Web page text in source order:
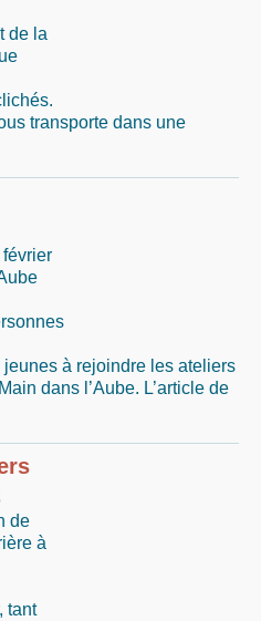
de la
transporte dans une
février
à rejoindre les ateliers
dans l’Aube. L’article de
de
à
tant